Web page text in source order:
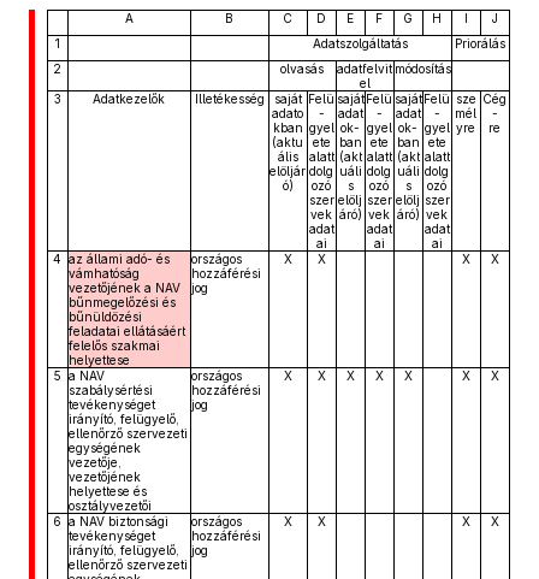
A B C D E F G H I
J
1
Adatszolgáltatás
Priorálás
2
olvasás
adatfelvit
el
módosítás
3 Adatkezelők Illetékesség
saját
adato
kban
(aktu
ális
elöljár
ó)
Felü
-
gyel
ete
alatt
dolg
ozó
szer
vek
adat
ai
saját
adat
ok-
ban
(akt
uáli
s
elölj
áró)
Felü
-
gyel
ete
alatt
dolg
ozó
szer
vek
adat
ai
saját
adat
ok-
ban
(akt
uáli
s
elölj
áró)
Felü
-
gyel
ete
alatt
dolg
ozó
szer
vek
adat
ai
sze
mél
yre
Cég
-
re
4 az állami adó- és
vámhatóság
vezetőjének a NAV
bűnmegelőzési és
bűnüldözési
feladatai ellátásáért
felelős szakmai
helyettese
országos
hozzáférési
jog
X X X X
5 a NAV
szabálysértési
tevékenységet
irányító, felügyelő,
ellenőrző szervezeti
egységének
vezetője,
vezetőjének
helyettese és
osztályvezetői
országos
hozzáférési
jog
X X X X X X X
6 a NAV biztonsági
tevékenységet
irányító, felügyelő,
ellenőrző szervezeti
országos
hozzáférési
jog
X X X X